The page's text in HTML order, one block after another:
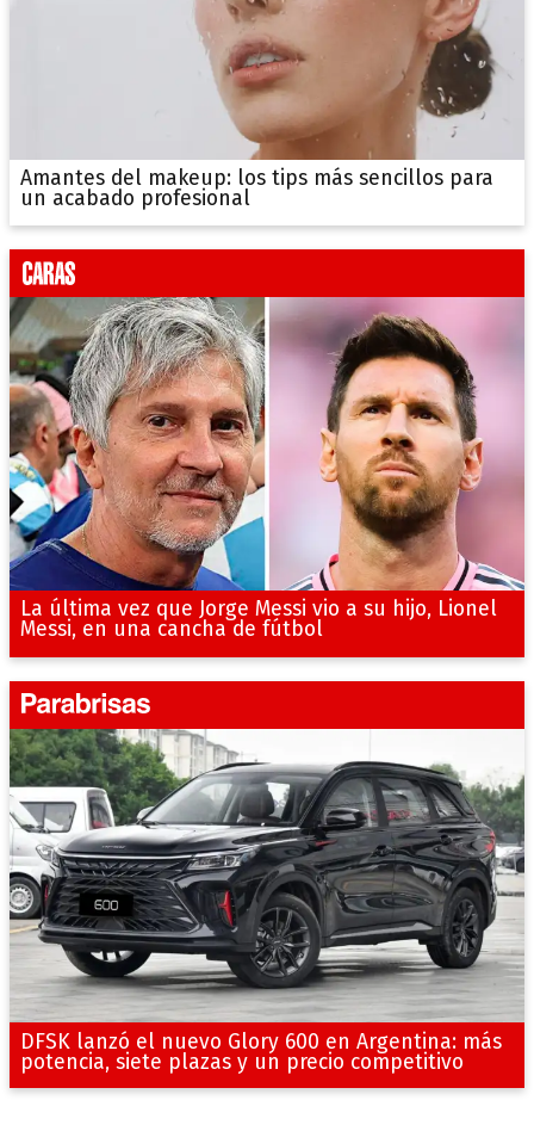
Amantes del makeup: los tips más sencillos para
un acabado profesional
La última vez que Jorge Messi vio a su hijo, Lionel
Messi, en una cancha de fútbol
DFSK lanzó el nuevo Glory 600 en Argentina: más
potencia, siete plazas y un precio competitivo